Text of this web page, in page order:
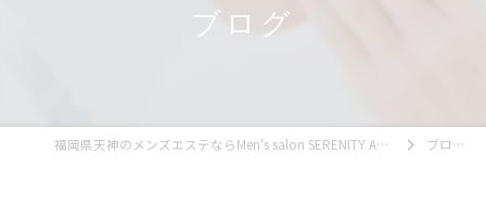
ブログ
福岡県天神のメンズエステならMen's salon SERENITY AURA ブログ